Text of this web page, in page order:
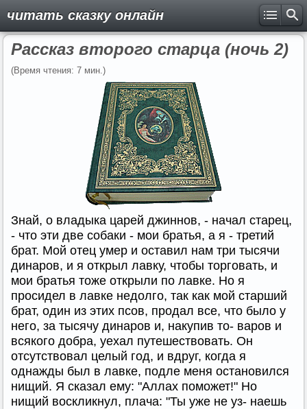
читать сказку онлайн
Рассказ второго старца (ночь 2)
(Время чтения: 7 мин.)
Знай, о владыка царей джиннов, - начал старец,
- что эти две собаки - мои братья, а я - третий
брат. Мой отец умер и оставил нам три тысячи
динаров, и я открыл лавку, чтобы торговать, и
мои братья тоже открыли по лавке. Но я
просидел в лавке недолго, так как мой старший
брат, один из этих псов, продал все, что было у
него, за тысячу динаров и, накупив то- варов и
всякого добра, уехал путешествовать. Он
отсутствовал целый год, и вдруг, когда я
однажды был в лавке, подле меня остановился
нищий. Я сказал ему: "Аллах поможет!" Но
нищий воскликнул, плача: "Ты уже не уз- наешь